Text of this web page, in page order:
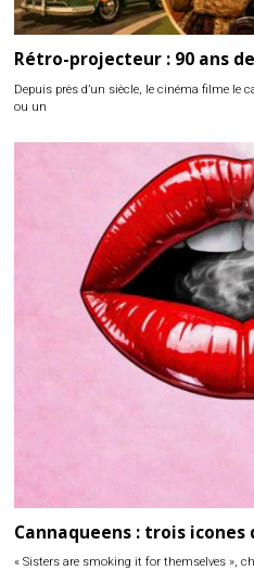
Rétro-projecteur : 90 ans
Depuis près d’un siècle, le cinéma filme le
ou un
Cannaqueens : trois
« Sisters are smoking it for themselves »,